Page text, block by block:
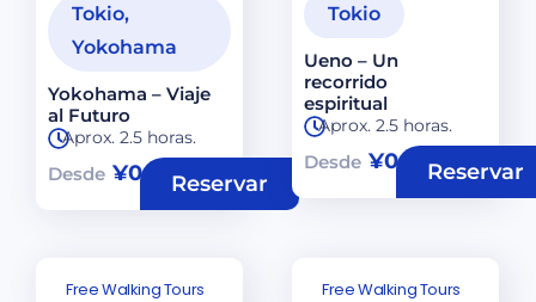
Tokio,
Yokohama
Yokohama – Viaje
al Futuro
Aprox. 2.5 horas.
Desde ¥0 Reservar
Tokio
Ueno – Un
recorrido
espiritual
Aprox. 2.5 horas.
Desde ¥0 Reservar
Free Walking Tours Free Walking Tours